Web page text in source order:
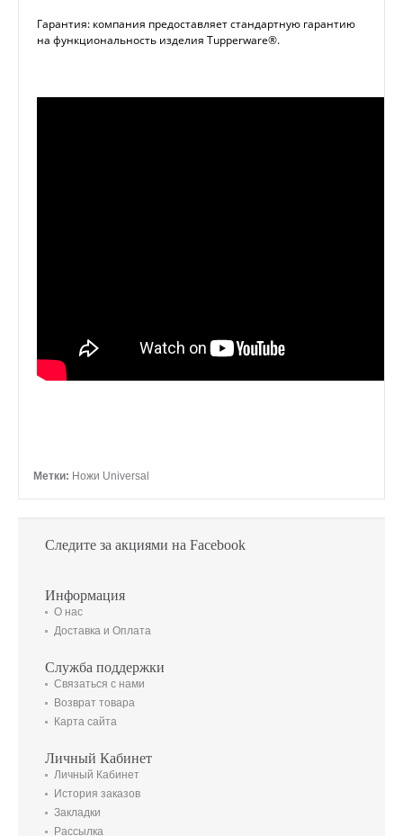
Гарантия: компания предоставляет стандартную гарантию
на функциональность изделия Tupperware®.
Метки: Ножи Universal
Следите за акциями на Facebook
Информация
О нас
Доставка и Оплата
Служба поддержки
Связаться с нами
Возврат товара
Карта сайта
Личный Кабинет
Личный Кабинет
История заказов
Закладки
Рассылка